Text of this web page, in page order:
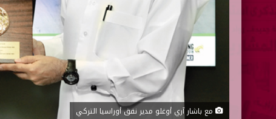
مع باشار آري أوغلو مدير نفق أوراسيا التركي